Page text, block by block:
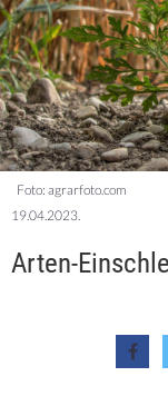
Foto: agrarfoto.com
19.04.2023.
Arten-